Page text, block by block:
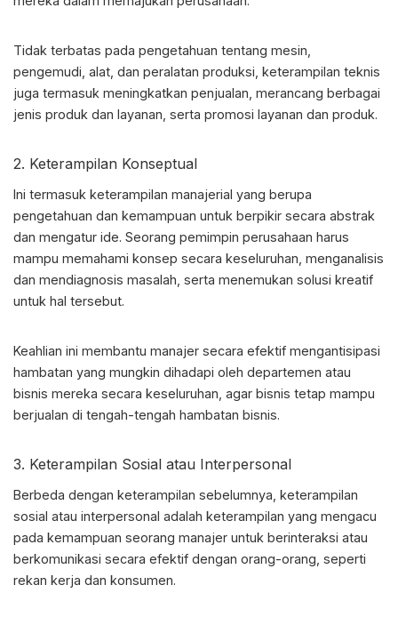
Tidak terbatas pada pengetahuan tentang mesin,
pengemudi, alat, dan peralatan produksi, keterampilan teknis
juga termasuk meningkatkan penjualan, merancang berbagai
jenis produk dan layanan, serta promosi layanan dan produk.
2. Keterampilan Konseptual
Ini termasuk keterampilan manajerial yang berupa
pengetahuan dan kemampuan untuk berpikir secara abstrak
dan mengatur ide. Seorang pemimpin perusahaan harus
mampu memahami konsep secara keseluruhan, menganalisis
dan mendiagnosis masalah, serta menemukan solusi kreatif
untuk hal tersebut.
Keahlian ini membantu manajer secara efektif mengantisipasi
hambatan yang mungkin dihadapi oleh departemen atau
bisnis mereka secara keseluruhan, agar bisnis tetap mampu
berjualan di tengah-tengah hambatan bisnis.
3. Keterampilan Sosial atau Interpersonal
Berbeda dengan keterampilan sebelumnya, keterampilan
sosial atau interpersonal adalah keterampilan yang mengacu
pada kemampuan seorang manajer untuk berinteraksi atau
berkomunikasi secara efektif dengan orang-orang, seperti
rekan kerja dan konsumen.